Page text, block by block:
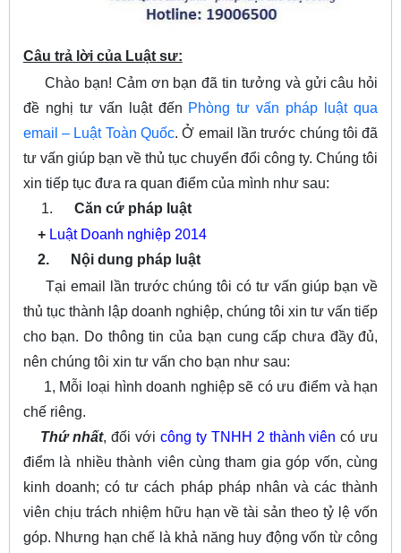
Câu trả lời của Luật sư:
Chào bạn! Cảm ơn bạn đã tin tưởng và gửi câu hỏi
đề nghị tư vấn luật đến Phòng tư vấn pháp luật qua
email – Luật Toàn Quốc. Ở email lần trước chúng tôi đã
tư vấn giúp bạn về thủ tục chuyển đổi công ty. Chúng tôi
xin tiếp tục đưa ra quan điểm của mình như sau:
1. Căn cứ pháp luật
+ Luật Doanh nghiệp 2014
2.
Nội dung pháp luật
Tại email lần trước chúng tôi có tư vấn giúp bạn về
thủ tục thành lập doanh nghiệp, chúng tôi xin tư vấn tiếp
cho bạn. Do thông tin của bạn cung cấp chưa đầy đủ,
nên chúng tôi xin tư vấn cho bạn như sau:
1, Mỗi loại hình doanh nghiệp sẽ có ưu điểm và hạn
chế riêng.
Thứ nhất, đối với công ty TNHH 2 thành viên có ưu
điểm là nhiều thành viên cùng tham gia góp vốn, cùng
kinh doanh; có tư cách pháp pháp nhân và các thành
viên chịu trách nhiệm hữu hạn về tài sản theo tỷ lệ vốn
góp. Nhưng hạn chế là khả năng huy động vốn từ công